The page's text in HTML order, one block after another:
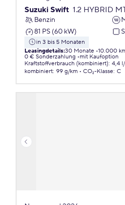
Suzuki Swift 1.2 HYBRID
Benzin
81 PS (60 kW)
in 3 bis 5 Monaten
Leasingdetails:30 Monate 10.000
0 € Sonderzahlung
mit Kaufoption
Kraftstoffverbrauch (kombiniert): 4,4
kombiniert: 99 g/km CO₂-Klasse: C